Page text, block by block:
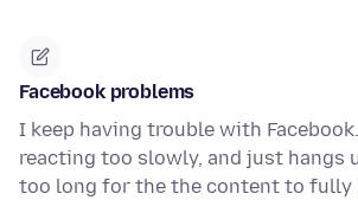
Facebook problems
I keep having trouble with
reacting too slowly, and just hangs
too long for the the content to fully